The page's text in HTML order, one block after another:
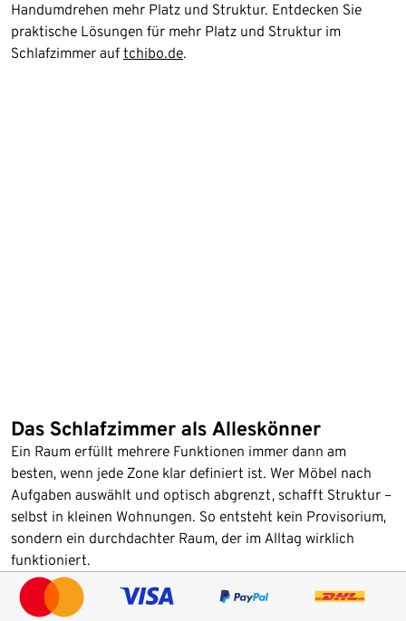
Handumdrehen mehr Platz und Struktur. Entdecken Sie
praktische Lösungen für mehr Platz und Struktur im
Schlafzimmer auf tchibo.de.
Das Schlafzimmer als Alleskönner
Ein Raum erfüllt mehrere Funktionen immer dann am
besten, wenn jede Zone klar definiert ist. Wer Möbel nach
Aufgaben auswählt und optisch abgrenzt, schafft Struktur –
selbst in kleinen Wohnungen. So entsteht kein Provisorium,
sondern ein durchdachter Raum, der im Alltag wirklich
funktioniert.